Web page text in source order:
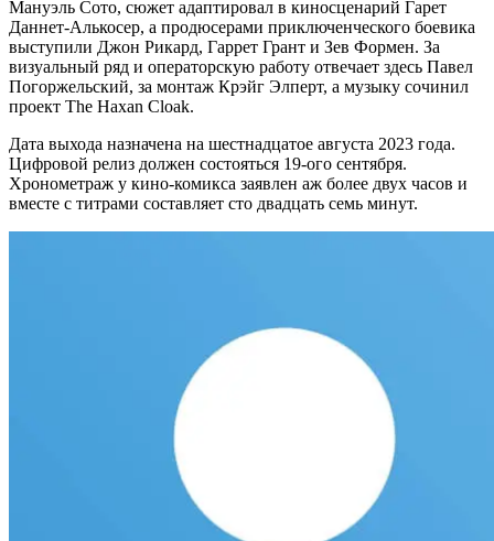
Мануэль Сото, сюжет адаптировал в киносценарий Гарет
Даннет-Алькосер, а продюсерами приключенческого боевика
выступили Джон Рикард, Гаррет Грант и Зев Формен. За
визуальный ряд и операторскую работу отвечает здесь Павел
Погоржельский, за монтаж Крэйг Элперт, а музыку сочинил
проект The Haxan Cloak.
Дата выхода назначена на шестнадцатое августа 2023 года.
Цифровой релиз должен состояться 19-ого сентября.
Хронометраж у кино-комикса заявлен аж более двух часов и
вместе с титрами составляет сто двадцать семь минут.